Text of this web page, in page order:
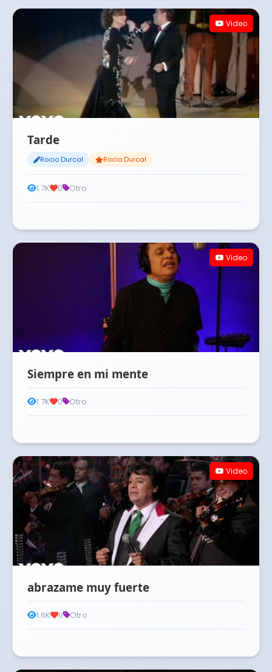
Video
Tarde
Rocio Durcal Rocio Durcal
1.7K 0 Otro
Video
Siempre en mi mente
1.7K 0 Otro
Video
abrazame muy fuerte
1.6K 0 Otro